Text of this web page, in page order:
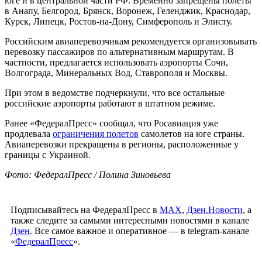
в Анапу, Белгород, Брянск, Воронеж, Геленджик, Краснодар,
Курск, Липецк, Ростов-на-Дону, Симферополь и Элисту.
Российским авиаперевозчикам рекомендуется организовывать
перевозку пассажиров по альтернативным маршрутам. В
частности, предлагается использовать аэропорты Сочи,
Волгограда, Минеральных Вод, Ставрополя и Москвы.
При этом в ведомстве подчеркнули, что все остальные
российские аэропорты работают в штатном режиме.
Ранее «ФедералПресс» сообщал, что Росавиация уже
продлевала ограничения полетов самолетов на юге страны.
Авиаперевозки прекращены в регионы, расположенные у
границы с Украиной.
Фото: ФедералПресс / Полина Зиновьева
Подписывайтесь на ФедералПресс в МАХ, Дзен.Новости, а
также следите за самыми интересными новостями в канале
Дзен. Все самое важное и оперативное — в telegram-канале
«ФедералПресс».